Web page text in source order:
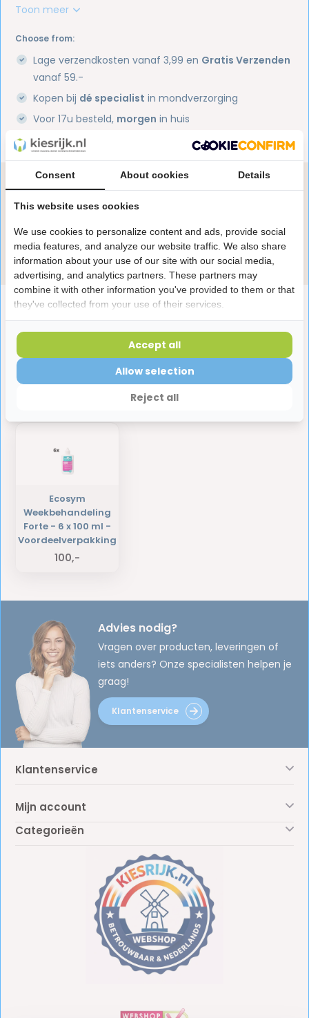
Toon meer
Choose from:
Lage verzendkosten vanaf 3,99 en Gratis Verzenden
vanaf 59.-
Kopen bij dé specialist in mondverzorging
Voor 17u besteld, morgen in huis
1 miljoen+tevreden klanten
Productomschrijving
Heb je een vraag over dit product?
Onze specialisten helpen je graag! Spreek ons aan
Stuur e-mail
Laatst bekeken producten
Ecosym
Weekbehandeling
Forte - 6 x 100 ml -
Voordeelverpakking
100,-
Advies nodig?
Vragen over producten, leveringen of
iets anders? Onze specialisten helpen je
graag!
Klantenservice
Klantenservice
Mijn account
Categorieën
Consent About cookies Details
This website uses cookies
We use cookies to personalize content and ads, provide social
media features, and analyze our website traffic. We also share
information about your use of our site with our social media,
advertising, and analytics partners. These partners may
combine it with other information you've provided to them or that
they've collected from your use of their services.
Reject all
Allow selection
Accept all